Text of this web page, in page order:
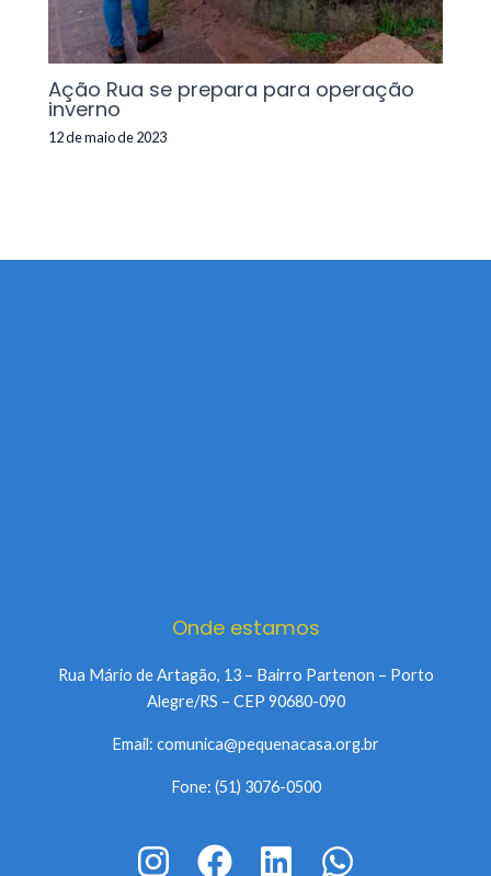
Ação Rua se prepara para operação
inverno
12 de maio de 2023
Onde estamos
Rua Mário de Artagão, 13 – Bairro Partenon – Porto
Alegre/RS – CEP 90680-090
Email: comunica@pequenacasa.org.br
Fone: (51) 3076-0500